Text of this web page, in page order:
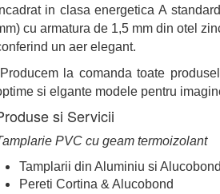
in clasa energetica A
cu armatura de 1,5 mm din otel
un aer elegant.
la comanda toate
si elgante modele pentru
si Servicii
PVC cu geam termoizolant
Tamplarii din Aluminiu si Alucobond
Pereti Cortina & Alucobond